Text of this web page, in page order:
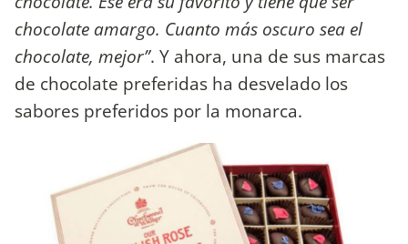
chocolate amargo. Cuanto más oscuro sea el
chocolate, mejor”. Y ahora, una de sus marcas
de chocolate preferidas ha desvelado los
sabores preferidos por la monarca.